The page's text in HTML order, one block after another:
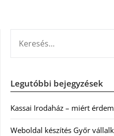
Legutóbbi bejegyzések
Kassai Irodaház – miért
Weboldal készítés Győr